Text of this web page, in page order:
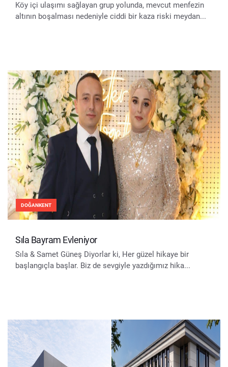
Köy içi ulaşımı sağlayan grup yolunda, mevcut menfezin
altının boşalması nedeniyle ciddi bir kaza riski meydan...
DOĞANKENT
Sıla Bayram Evleniyor
Sıla & Samet Güneş Diyorlar ki, Her güzel hikaye bir
başlangıçla başlar. Biz de sevgiyle yazdığımız hika...